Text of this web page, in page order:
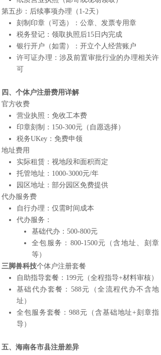
第五步：后续事项办理（1-2天）
刻制印章（可选）：公章、发票专用章
税务登记：领取执照后15日内完成
银行开户（如需）：开立个人经营账户
许可证办理：涉及前置审批行业的办理相关许
可
四、 个体户注册费用详解
官方收费
营业执照：免收工本费
印章刻制：150-300元（自愿选择）
税务UKey：免费申领
地址费用
实际租赁：视地段和面积而定
托管地址：1000-3000元/年
园区地址：部分园区免费提供
代办服务费
自行办理：仅需时间成本
代办服务：
基础代办：500-800元
全包服务：800-1500元（含地址、刻章
等）
三脚兽科技个体户注册套餐
自助指导套餐：199元（全程指导+材料审核）
基础代办套餐：588元（全流程代办不含地
址）
全包服务套餐：988元（含基础地址+刻章指
导）
五、海南各市县注册差异